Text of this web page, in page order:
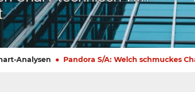
Analysen Pandora S/A: Welch schmuckes